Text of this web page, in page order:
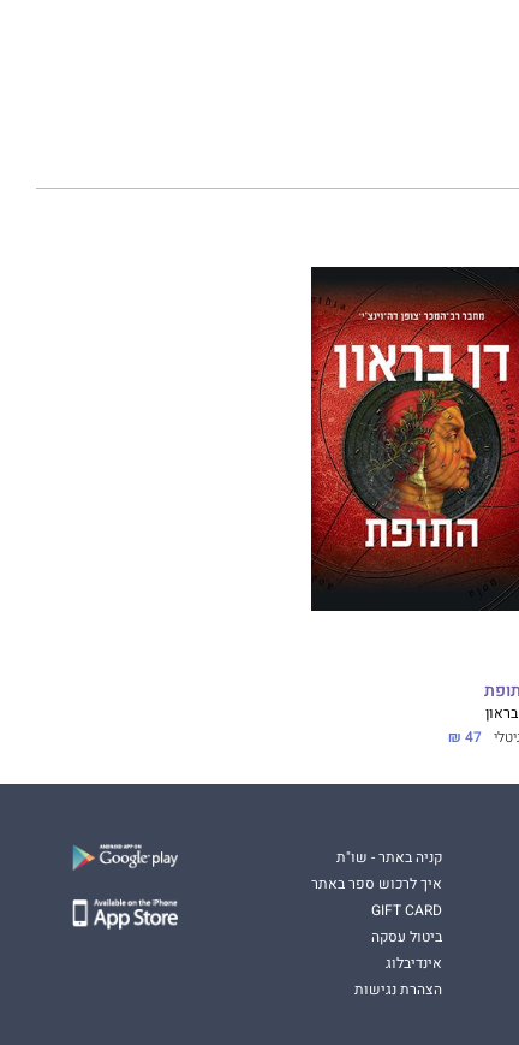
47 ₪
קניה באתר - שו"ת
איך לרכוש ספר באתר
GIFT CARD
ביטול עסקה
אינדיבלוג
הצהרת נגישות